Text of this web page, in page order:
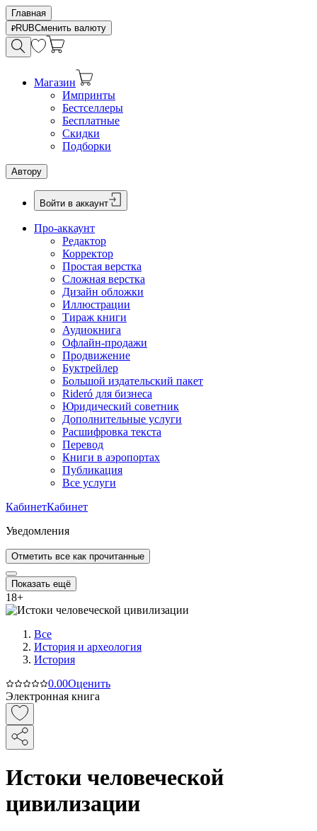
Главная
RUBСменить валюту
Магазин
Импринты
Бестселлеры
Бесплатные
Скидки
Подборки
Автору
Войти в аккаунт
Про-аккаунт
Редактор
Корректор
Простая верстка
Сложная верстка
Дизайн обложки
Иллюстрации
Тираж книги
Аудиокнига
Офлайн-продажи
Продвижение
Буктрейлер
Большой издательский пакет
Rideró для бизнеса
Юридический советник
Дополнительные услуги
Расшифровка текста
Перевод
Книги в аэропортах
Публикация
Все услуги
КабинетКабинет
Уведомления
Отметить все как прочитанные
Показать ещё
18+
Все
История и археология
История
0.00Оценить
Электронная книга
Истоки человеческой
цивилизации